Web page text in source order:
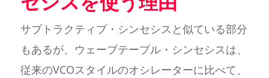
サブトラクティブ・シンセシスと似ている部分
もあるが、ウェーブテーブル・シンセシスは、
従来のVCOスタイルのオシレーターに比べて、